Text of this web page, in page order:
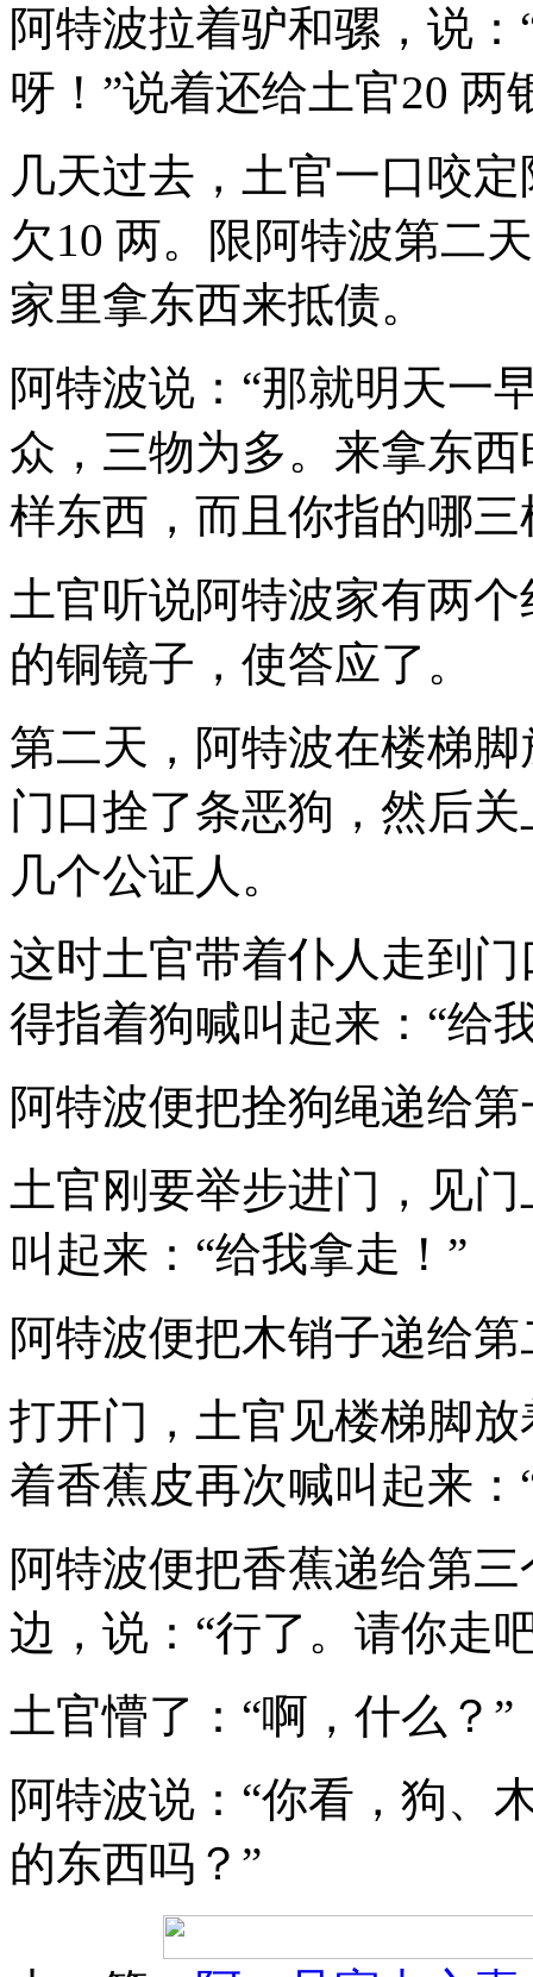
阿特波拉着驴和骡，说
呀！”说着还给土官20 两
几天过去，土官一口咬
欠10 两。限阿特波第二
家里拿东西来抵债。
阿特波说：“那就明天一
众，三物为多。来拿东
样东西，而且你指的哪
土官听说阿特波家有两
的铜镜子，使答应了。
第二天，阿特波在楼梯
门口拴了条恶狗，然后
几个公证人。
这时土官带着仆人走到
得指着狗喊叫起来：“给
阿特波便把拴狗绳递给
土官刚要举步进门，见
叫起来：“给我拿走！”
阿特波便把木销子递给
打开门，土官见楼梯脚
着香蕉皮再次喊叫起来：
阿特波便把香蕉递给第
边，说：“行了。请你走
土官懵了：“啊，什么？”
阿特波说：“你看，狗、
的东西吗？”